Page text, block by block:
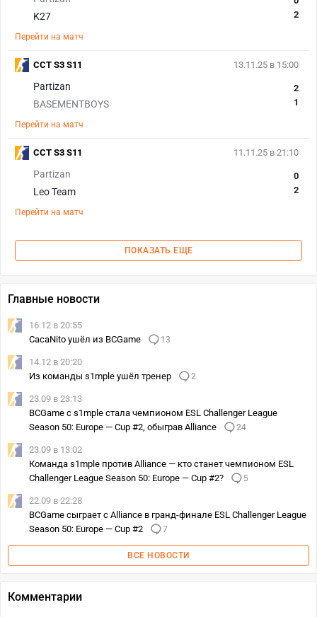
K27
2
Перейти на матч
13.11.25 в 15:00
Partizan
BASEMENTBOYS
2
1
Перейти на матч
CCT S3 S11
11.11.25 в 21:10
Partizan
Leo Team
0
2
Перейти на матч
CCT S3 S11
ПОКАЗАТЬ ЕЩЕ
Главные новости
16.12 в 20:55
CacaNito ушёл из BCGame
13
14.12 в 20:20
Из команды s1mple ушёл тренер
2
23.09 в 23:13
BCGame с s1mple стала чемпионом ESL Challenger League
Season 50: Europe — Cup #2, обыграв Alliance
24
23.09 в 13:02
Команда s1mple против Alliance — кто станет чемпионом ESL
Challenger League Season 50: Europe — Cup #2?
5
22.09 в 22:28
BCGame сыграет с Alliance в гранд-финале ESL Challenger League
Season 50: Europe — Cup #2
7
ВСЕ НОВОСТИ
Комментарии